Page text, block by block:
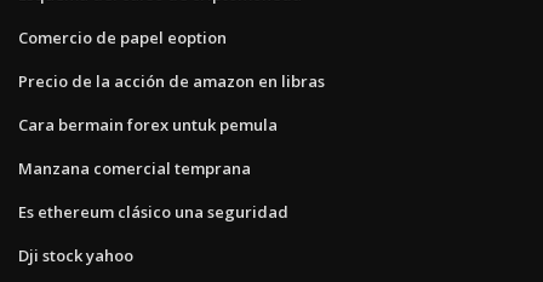
Comercio de papel eoption
Precio de la acción de amazon en libras
Cara bermain forex untuk pemula
Manzana comercial temprana
Es ethereum clásico una seguridad
Dji stock yahoo